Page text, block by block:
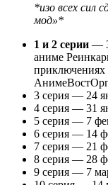
*изо всех сил
мод»*
1 и 2 серии —
аниме
3 серия — 24
4 серия — 31
5 серия — 7
6 серия — 14
7 серия — 21
8 серия — 28
9 серия — 7